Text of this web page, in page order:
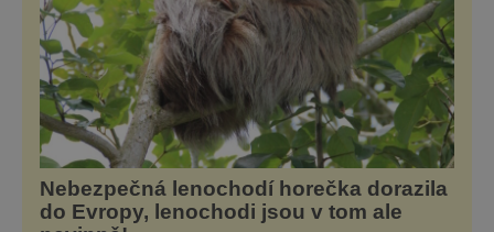
Nebezpečná lenochodí horečka dorazila
do Evropy, lenochodi jsou v tom ale